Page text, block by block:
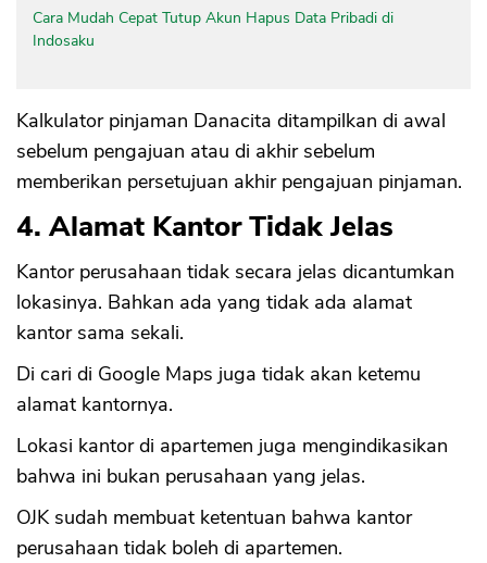
Cara Mudah Cepat Tutup Akun Hapus Data Pribadi di
Indosaku
Kalkulator pinjaman Danacita ditampilkan di awal
sebelum pengajuan atau di akhir sebelum
memberikan persetujuan akhir pengajuan pinjaman.
4. Alamat Kantor Tidak Jelas
Kantor perusahaan tidak secara jelas dicantumkan
lokasinya. Bahkan ada yang tidak ada alamat
kantor sama sekali.
Di cari di Google Maps juga tidak akan ketemu
alamat kantornya.
Lokasi kantor di apartemen juga mengindikasikan
bahwa ini bukan perusahaan yang jelas.
OJK sudah membuat ketentuan bahwa kantor
perusahaan tidak boleh di apartemen.